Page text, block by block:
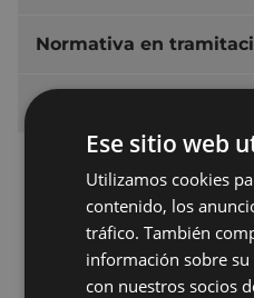
Normativa en
Acuerdos municipales
2026
2025
2024
Ese sitio web
Utilizamos cookies
contenido, los
tráfico. También
información sobre
con nuestros socios